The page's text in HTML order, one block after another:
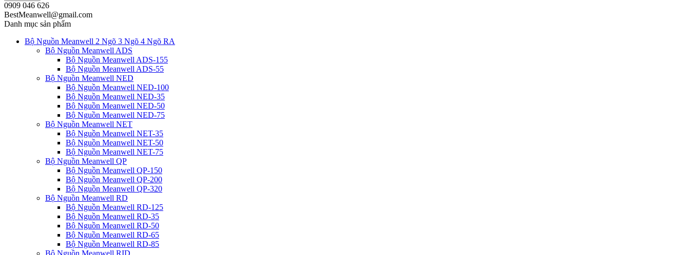
0909 046 626
BestMeanwell@gmail.com
Danh mục sản phẩm
Bộ Nguồn Meanwell 2 Ngõ 3 Ngõ 4 Ngõ RA
Bộ Nguồn Meanwell ADS
Bộ Nguồn Meanwell ADS-155
Bộ Nguồn Meanwell ADS-55
Bộ Nguồn Meanwell NED
Bộ Nguồn Meanwell NED-100
Bộ Nguồn Meanwell NED-35
Bộ Nguồn Meanwell NED-50
Bộ Nguồn Meanwell NED-75
Bộ Nguồn Meanwell NET
Bộ Nguồn Meanwell NET-35
Bộ Nguồn Meanwell NET-50
Bộ Nguồn Meanwell NET-75
Bộ Nguồn Meanwell QP
Bộ Nguồn Meanwell QP-150
Bộ Nguồn Meanwell QP-200
Bộ Nguồn Meanwell QP-320
Bộ Nguồn Meanwell RD
Bộ Nguồn Meanwell RD-125
Bộ Nguồn Meanwell RD-35
Bộ Nguồn Meanwell RD-50
Bộ Nguồn Meanwell RD-65
Bộ Nguồn Meanwell RD-85
Bộ Nguồn Meanwell RID